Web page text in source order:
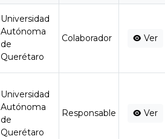
Universidad
Autónoma
de
Querétaro
Colaborador Ver
Universidad
Autónoma
de
Querétaro
Responsable Ver